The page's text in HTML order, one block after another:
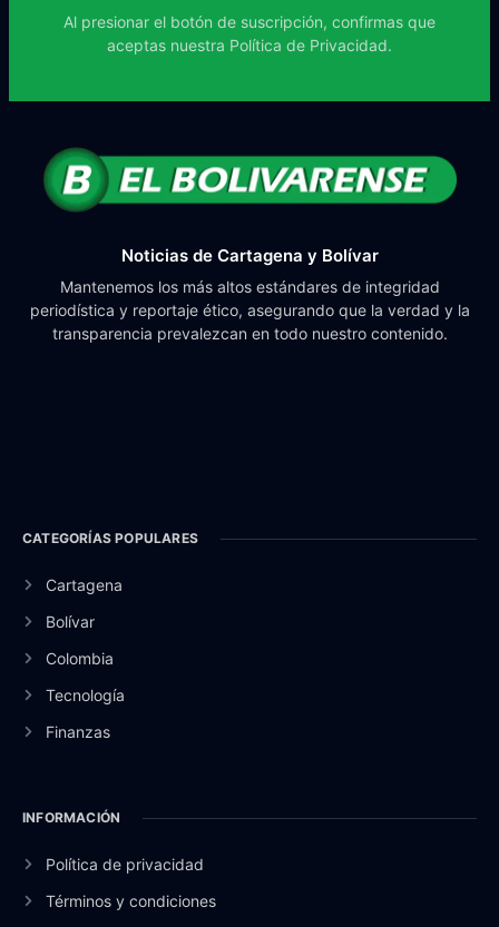
Al presionar el botón de suscripción, confirmas que
aceptas nuestra Política de Privacidad.
Noticias de Cartagena y Bolívar
Mantenemos los más altos estándares de integridad
periodística y reportaje ético, asegurando que la verdad y la
transparencia prevalezcan en todo nuestro contenido.
CATEGORÍAS POPULARES
Cartagena
Bolívar
Colombia
Tecnología
Finanzas
INFORMACIÓN
Política de privacidad
Términos y condiciones